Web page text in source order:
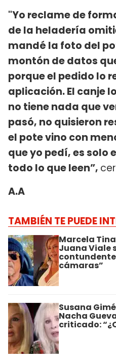
"Yo reclame de
de la heladería
mandé la foto del
montón de datos
porque el pedido lo
aplicación. El canje
no tiene nada que
pasó, no quisieron
el pote vino con
que yo pedí, es solo
todo lo que leen”,
A.A
TAMBIÉN TE PUEDE
Marcela
Juana Viale
cámaras”
Susana
Nacha
criticado: